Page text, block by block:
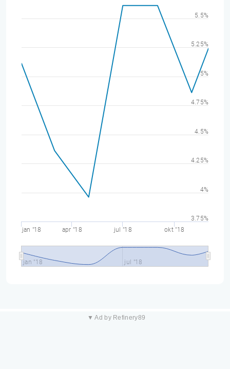
jan "18 apr "18 jul "18 okt "18
jan "18 jul "18
3.75%
4%
4.25%
4.5%
4.75%
5%
5.25%
5.5%
▼ Ad by Refinery89